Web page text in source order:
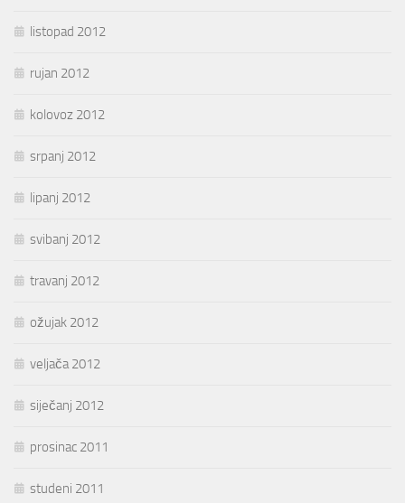
listopad 2012
rujan 2012
kolovoz 2012
srpanj 2012
lipanj 2012
svibanj 2012
travanj 2012
ožujak 2012
veljača 2012
siječanj 2012
prosinac 2011
studeni 2011